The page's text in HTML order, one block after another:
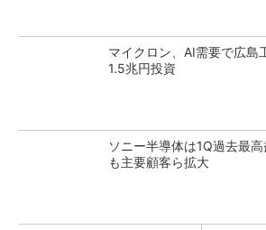
マイクロン、AI需要で広
1.5兆円投資
ソニー半導体は1Q過去最
も主要顧客ら拡大